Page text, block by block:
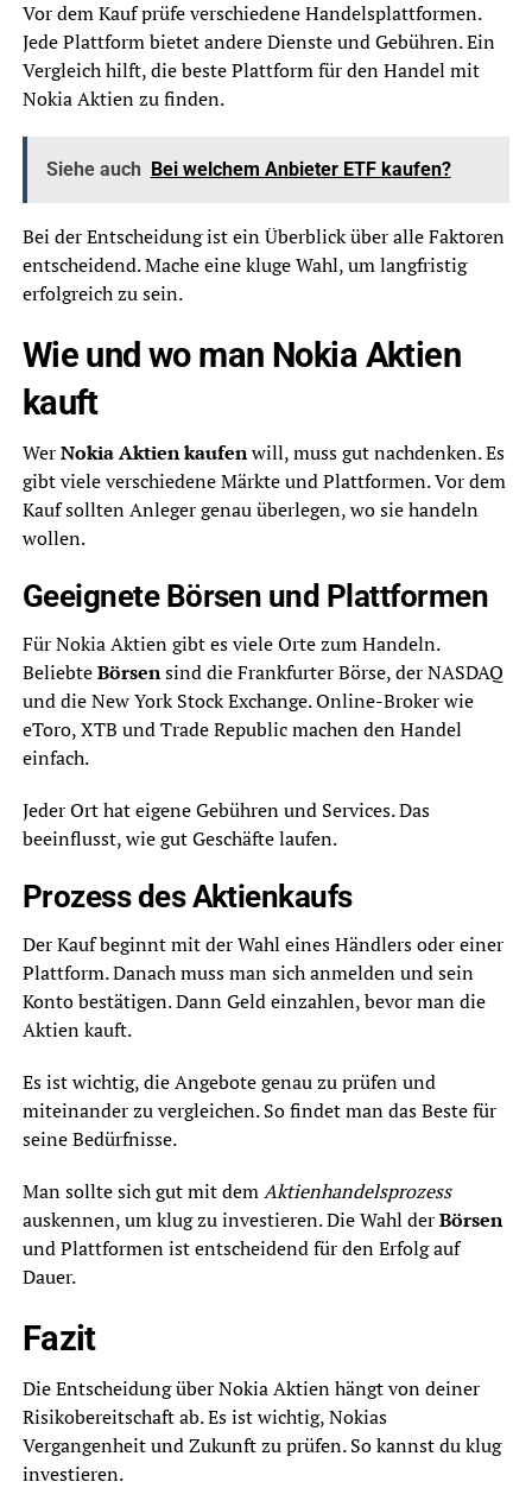
Vor dem Kauf prüfe verschiedene Handelsplattformen.
Jede Plattform bietet andere Dienste und Gebühren. Ein
Vergleich hilft, die beste Plattform für den Handel mit
Nokia Aktien zu finden.
Siehe auch Bei welchem Anbieter ETF kaufen?
Bei der Entscheidung ist ein Überblick über alle Faktoren
entscheidend. Mache eine kluge Wahl, um langfristig
erfolgreich zu sein.
Wie und wo man Nokia Aktien
kauft
WerNokia Aktien kaufenwill, muss gut nachdenken. Es
gibt viele verschiedene Märkte und Plattformen. Vor dem
Kauf sollten Anleger genau überlegen, wo sie handeln
wollen.
Geeignete Börsen und Plattformen
Für Nokia Aktien gibt es viele Orte zum Handeln.
BeliebteBörsensind die Frankfurter Börse, der NASDAQ
und die New York Stock Exchange. Online-Broker wie
eToro, XTB und Trade Republic machen den Handel
einfach.
Jeder Ort hat eigene Gebühren und Services. Das
beeinflusst, wie gut Geschäfte laufen.
Prozess des Aktienkaufs
Der Kauf beginnt mit der Wahl eines Händlers oder einer
Plattform. Danach muss man sich anmelden und sein
Konto bestätigen. Dann Geld einzahlen, bevor man die
Aktien kauft.
Es ist wichtig, die Angebote genau zu prüfen und
miteinander zu vergleichen. So findet man das Beste für
seine Bedürfnisse.
Man sollte sich gut mit demAktienhandelsprozess
auskennen, um klug zu investieren. Die Wahl derBörsen
und Plattformen ist entscheidend für den Erfolg auf
Dauer.
Fazit
Die Entscheidung über Nokia Aktien hängt von deiner
Risikobereitschaft ab. Es ist wichtig, Nokias
Vergangenheit und Zukunft zu prüfen. So kannst du klug
investieren.